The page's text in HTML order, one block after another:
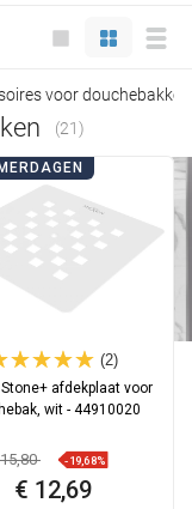
voor douchebakken
(21)
(2)
afdekplaat voor
wit - 44910020
-19,68%
€ 12,69